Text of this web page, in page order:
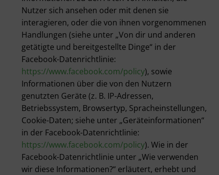
Nutzer sich ansehen oder mit denen sie
interagieren, oder die von ihnen vorgenommenen
Handlungen (siehe unter „Von dir und anderen
getätigte und bereitgestellte Dinge“ in der
Facebook-Datenrichtlinie:
https://www.facebook.com/policy), sowie
Informationen über die von den Nutzern
genutzten Geräte (z. B. IP-Adressen,
Betriebssystem, Browsertyp, Spracheinstellungen,
Cookie-Daten; siehe unter „Geräteinformationen“
in der Facebook-Datenrichtlinie:
https://www.facebook.com/policy). Wie in der
Facebook-Datenrichtlinie unter „Wie verwenden
wir diese Informationen?“ erläutert, erhebt und